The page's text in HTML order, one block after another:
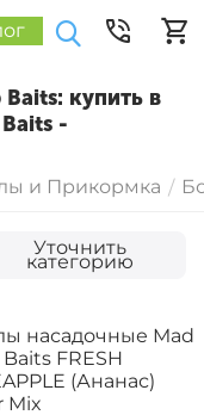
купить в
-
и Прикормка /
Уточнить
категорию
насадочные Mad
FRESH
(Ананас)
Mix